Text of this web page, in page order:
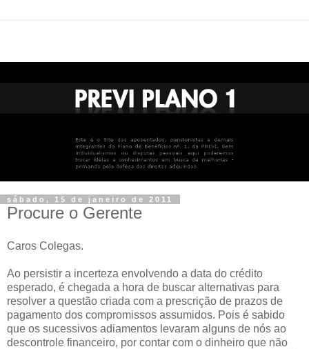
sábado, 15 de janeiro de 2011
Procure o Gerente
Caros Colegas.
Ao persistir a incerteza envolvendo a data do crédito
esperado, é chegada a hora de buscar alternativas para
resolver a questão criada com a prescrição de prazos de
pagamento dos compromissos assumidos. Pois é sabido
que os sucessivos adiamentos levaram alguns de nós ao
descontrole financeiro, por contar com o dinheiro que não